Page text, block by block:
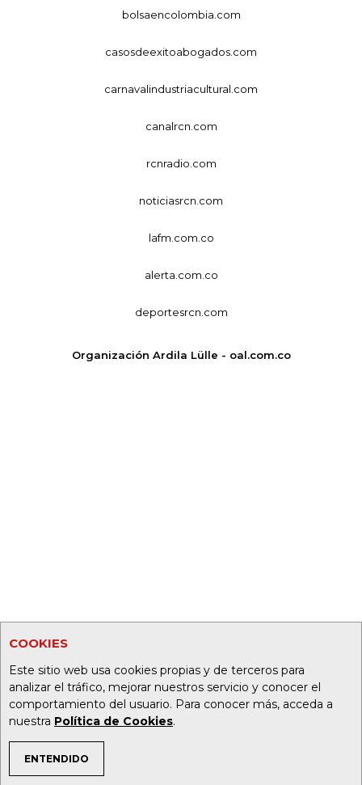
COOKIES
Este sitio web usa cookies propias y de terceros para
analizar el tráfico, mejorar nuestros servicio y conocer el
comportamiento del usuario. Para conocer más, acceda a
nuestra Política de Cookies.
ENTENDIDO
TEMAS DE INTERÉS
bolsaencolombia.com
casosdeexitoabogados.com
carnavalindustriacultural.com
canalrcn.com
rcnradio.com
noticiasrcn.com
lafm.com.co
alerta.com.co
deportesrcn.com
Organización Ardila Lülle - oal.com.co